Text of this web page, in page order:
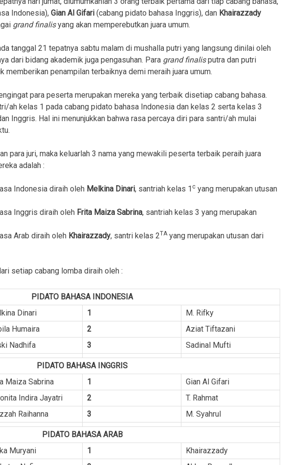
Indonesia), Gian Al Gifari(cabang pidato bahasa Inggris), dan Khairazzady
grand finalisyang akan memperebutkan juara umum.
tanggal 21 tepatnya sabtu malam di mushalla putri yang langsung dinilai oleh
dari bidang akademik juga pengasuhan. Para grand finalisputra dan putri
memberikan penampilan terbaiknya demi meraih juara umum.
para peserta merupakan mereka yang terbaik disetiap cabang bahasa.
ah kelas 1 pada cabang pidato bahasa Indonesia dan kelas 2 serta kelas 3
Inggris. Hal ini menunjukkan bahwa rasa percaya diri para santri/ah mulai
para juri, maka keluarlah 3 nama yang mewakili peserta terbaik peraih juara
adalah :
Indonesia diraih oleh Melkina Dinari, santriah kelas 1 cyang merupakan utusan
Inggris diraih oleh Frita Maiza Sabrina, santriah kelas 3 yang merupakan
Arab diraih oleh Khairazzady, santri kelas 2TAyang merupakan utusan dari
setiap cabang lomba diraih oleh :
PIDATO BAHASA INDONESIA
Dinari 1
M. Rifky
Humaira 2
Aziat Tiftazani
Nadhifa 3 Sadinal Mufti
PIDATO BAHASA INGGRIS
Maiza Sabrina 1
Gian Al Gifari
Indira Jayatri 2
T. Rahmat
Raihanna 3 M. Syahrul
PIDATO BAHASA ARAB
Muryani 1
Khairazzady